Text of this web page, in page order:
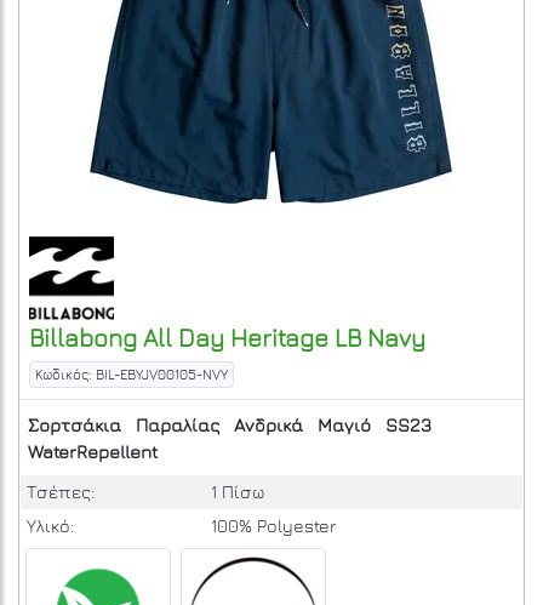
Billabong All Day Heritage LBNavy
Κωδικός: BIL-EBYJV00105-NVY
Σορτσάκια Παραλίας Ανδρικά Μαγιό
SS23
WaterRepellent
Τσέπες:
1 Πίσω
Υλικό:
100% Polyester